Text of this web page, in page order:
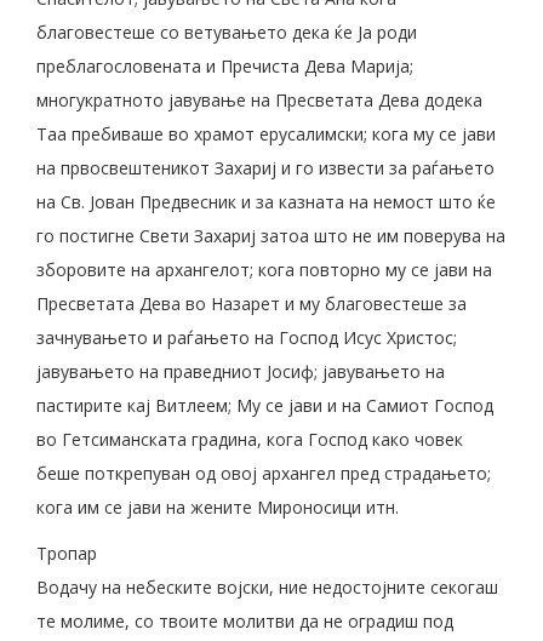
благовестеше со ветувањето дека ќе Ја роди
преблагословената и Пречиста Дева Марија;
многукратното јавување на Пресветата Дева додека
Таа пребиваше во храмот ерусалимски; кога му се јави
на првосвештеникот Захариј и го извести за раѓањето
на Св. Јован Предвесник и за казната на немост што ќе
го постигне Свети Захариј затоа што не им поверува на
зборовите на архангелот; кога повторно му се јави на
Пресветата Дева во Назарет и му благовестеше за
зачнувањето и раѓањето на Господ Исус Христос;
јавувањето на праведниот Јосиф; јавувањето на
пастирите кај Витлеем; Му се јави и на Самиот Господ
во Гетсиманската градина, кога Господ како човек
беше поткрепуван од овој архангел пред страдањето;
кога им се јави на жените Мироносици итн.
Тропар
Водачу на небеските војски, ние недостојните секогаш
те молиме, со твоите молитви да нe оградиш под